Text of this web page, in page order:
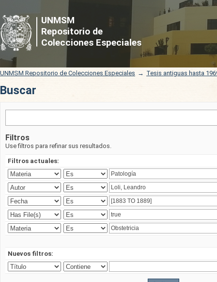
UNMSM
Repositorio de
Colecciones Especiales
Buscar
UNMSM Repositorio de Colecciones Especiales → Tesis antiguas hasta
Buscar
Filtros
Use filtros para refinar sus resultados.
Filtros actuales:
Nuevos filtros: